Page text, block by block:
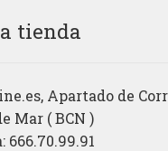
tienda
Apartado de
Mar ( BCN )
666.70.99.91